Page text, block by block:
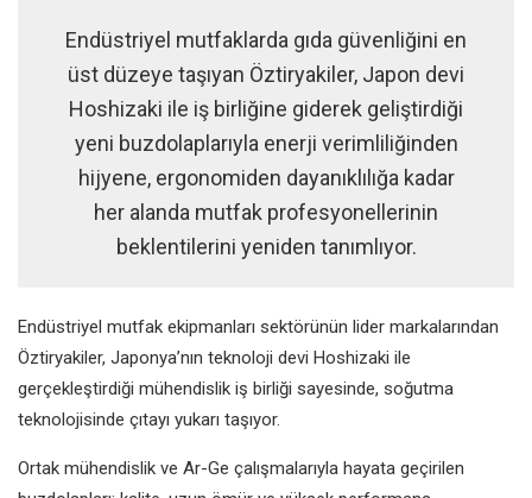
Endüstriyel mutfaklarda gıda güvenliğini en
üst düzeye taşıyan Öztiryakiler, Japon devi
Hoshizaki ile iş birliğine giderek geliştirdiği
yeni buzdolaplarıyla enerji verimliliğinden
hijyene, ergonomiden dayanıklılığa kadar
her alanda mutfak profesyonellerinin
beklentilerini yeniden tanımlıyor.
Endüstriyel mutfak ekipmanları sektörünün lider markalarından
Öztiryakiler, Japonya’nın teknoloji devi Hoshizaki ile
gerçekleştirdiği mühendislik iş birliği sayesinde, soğutma
teknolojisinde çıtayı yukarı taşıyor.
Ortak mühendislik ve Ar-Ge çalışmalarıyla hayata geçirilen